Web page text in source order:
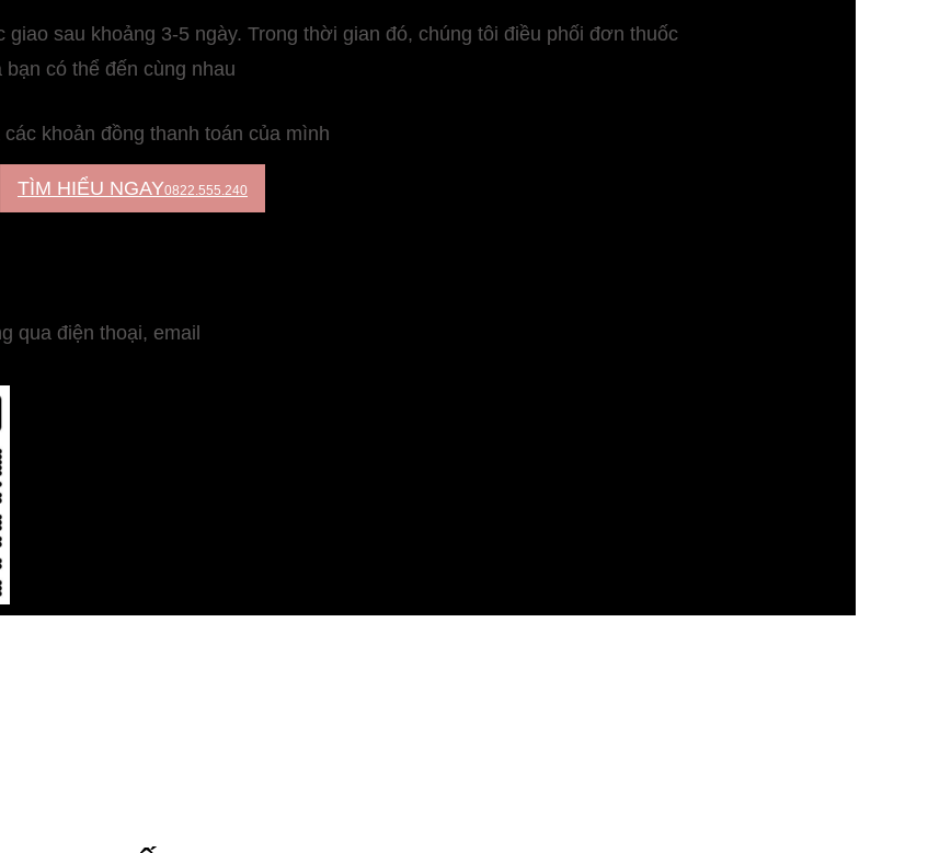
sau khoảng 3-5 ngày. Trong thời gian đó, chúng tôi điều phối đơn thuốc
có thể đến cùng nhau
khoản đồng thanh toán của mình
TÌM HIỂU NGAY0822.555.240
qua điện thoại, email